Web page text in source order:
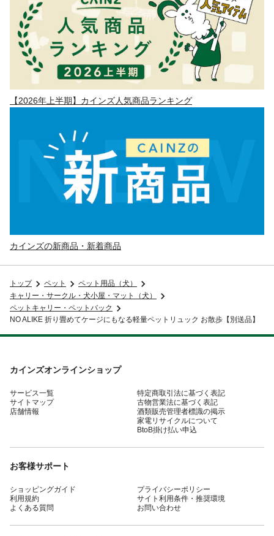
【2026年上半期】カインズ人気商品ランキング
カインズの新商品・新着商品
トップ ペット
ペット用品（犬）
キャリー・サークル・犬小屋・マット（犬）
ペットキャリー・ペットバック
NO ALIKE 折り畳めてケージにもなる軽量ペットリュック お散歩【別送品】
カインズオンラインショップ
サービス一覧
サイトマップ
店舗情報
特定商取引法に基づく表記
古物営業法に基づく表記
酒類販売管理者標識の掲示
家電リサイクルについて
BtoB掛け払い申込
お客様サポート
ショッピングガイド
利用規約
よくある質問
プライバシーポリシー
サイト利用条件・推奨環境
お問い合わせ